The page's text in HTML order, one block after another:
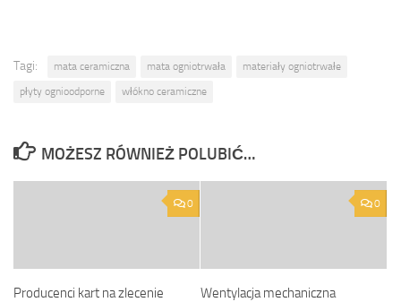
Tagi: mata ceramiczna mata ogniotrwała
materiały ogniotrwałe
płyty ognioodporne
włókno ceramiczne
MOŻESZ RÓWNIEŻ POLUBIĆ…
0
Producenci kart na zlecenie
0
Wentylacja mechaniczna